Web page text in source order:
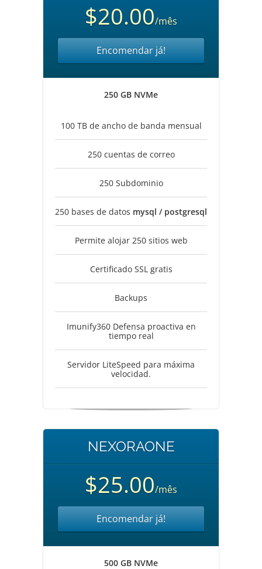
$20.00/mês
Encomendar já!
250 GB NVMe
100 TB de ancho de banda mensual
250 cuentas de correo
250 Subdominio
250 bases de datos mysql / postgresql
Permite alojar 250 sitios web
Certificado SSL gratis
Backups
Imunify360 Defensa proactiva en
tiempo real
Servidor LiteSpeed para máxima
velocidad.
NEXORAONE
$25.00/mês
Encomendar já!
500 GB NVMe